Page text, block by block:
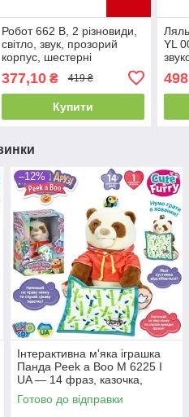
Робот 662 B, 2 різновиди,
світло, звук, прозорий
корпус, шестерні
377,10₴ 419 ₴
Купити
YL
–12%
Інтерактивна м'яка іграшка
Панда Peek a Boo M 6225 I
UA — 14 фраз, казочка,
рухається і грає в хованки
Готово до відправки